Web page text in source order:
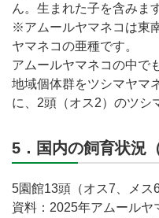
ん。生まれた子を含みま
※アムールヤマネコは東
ヤマネコの亜種です。
アムールヤマネコの中で
地域個体群をツシマヤマ
に、2頭（オス2）のツシ
5．国内の飼育状況
5園館13頭（オス7、メス6
資料：2025年アムールヤ